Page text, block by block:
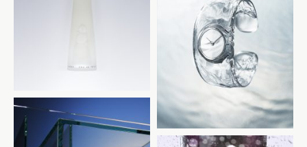
ISSEY MIYAKE